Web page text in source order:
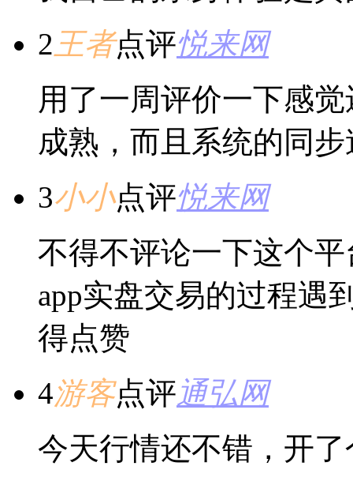
2 王者点评悦来网
用了一周评价一下感
成熟，而且系统的同
3小小点评悦来网
不得不评论一下这个
app实盘交易的过程遇
得点赞
4游客点评通弘网
今天行情还不错，开